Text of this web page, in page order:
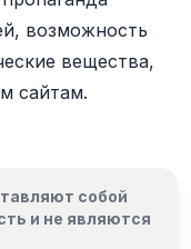
возможность
вещества,
сайтам.
собой
и не являются